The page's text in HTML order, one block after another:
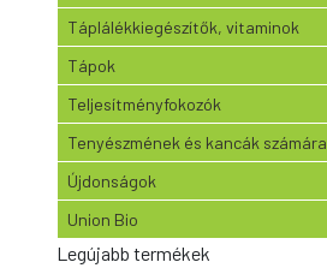
Táplálékkiegészítők, vitaminok
Tápok
Teljesítményfokozók
Tenyészmének és kancák számára
Újdonságok
Union Bio
Legújabb termékek